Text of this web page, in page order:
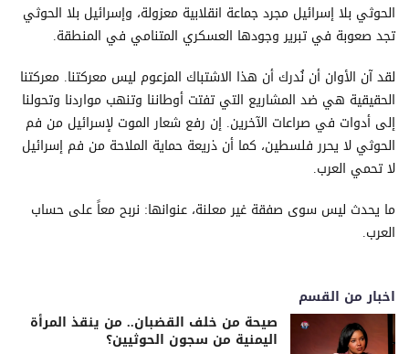
الحوثي بلا إسرائيل مجرد جماعة انقلابية معزولة، وإسرائيل بلا الحوثي
تجد صعوبة في تبرير وجودها العسكري المتنامي في المنطقة.
لقد آن الأوان أن نُدرك أن هذا الاشتباك المزعوم ليس معركتنا. معركتنا
الحقيقية هي ضد المشاريع التي تفتت أوطاننا وتنهب مواردنا وتحولنا
إلى أدوات في صراعات الآخرين. إن رفع شعار الموت لإسرائيل من فم
الحوثي لا يحرر فلسطين، كما أن ذريعة حماية الملاحة من فم إسرائيل
لا تحمي العرب.
ما يحدث ليس سوى صفقة غير معلنة، عنوانها: نربح معاً على حساب
العرب.
اخبار من القسم
صيحة من خلف القضبان.. من ينقذ المرأة
اليمنية من سجون الحوثيين؟